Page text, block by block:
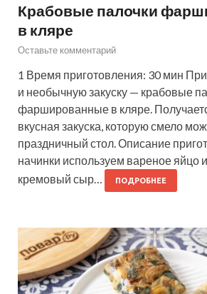
Крабовые палочки
в кляре
Оставьте комментарий
1 Время приготовления: 30 мин
и необычную закуску — крабовые
фаршированные в кляре.
вкусная закуска, которую смело
праздничный стол. Описание
начинки используем вареное яйцо
кремовый сыр…
ПОДРОБНЕЕ